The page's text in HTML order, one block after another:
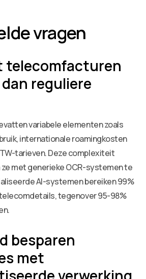
vragen
telecomfacturen
reguliere
variabele elementen zoals
internationale roamingkosten
tarieven. Deze complexiteit
met generieke OCR-systemen te
AI-systemen bereiken 99%
tegenover 95-98%
besparen
met